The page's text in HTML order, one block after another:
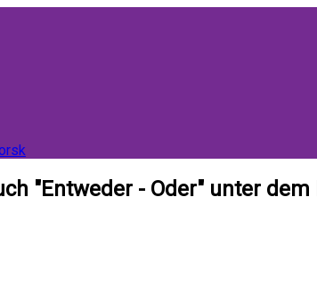
"Entweder - Oder" unter